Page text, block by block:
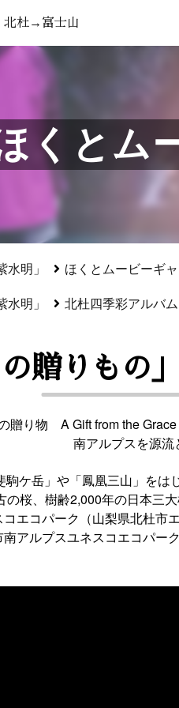
北杜→富士山
くとム
明」 ほくとムービーギ
明」 北杜四季彩アルバム
の贈りもの
贈り物 A Gift from the
南アルプスを源
駒ケ岳」や「鳳凰三山」を
の桜、樹齢2,000年の日本三
エコパーク（山梨県北杜市
アルプスユネスコエコパー